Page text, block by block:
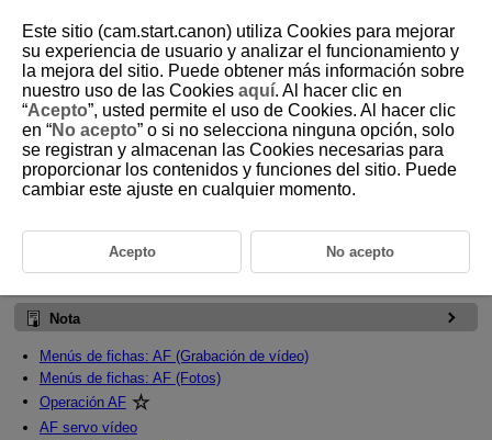
D292-094
AF/Avance
En este capítulo se describe la operación de enfoque automático y los
].
a la derecha de los títulos indica funciones que solo están
disponibles en los modos de la zona creativa (
Nota
Menús de fichas: AF (Grabación de vídeo)
Menús de fichas: AF (Fotos)
Operación AF
AF servo vídeo
Este sitio (cam.start.canon) utiliza Cookies para mejorar
su experiencia de usuario y analizar el funcionamiento y
la mejora del sitio. Puede obtener más información sobre
nuestro uso de las Cookies aquí. Al hacer clic en
“Acepto”, usted permite el uso de Cookies. Al hacer clic
en “No acepto” o si no selecciona ninguna opción, solo
se registran y almacenan las Cookies necesarias para
proporcionar los contenidos y funciones del sitio. Puede
cambiar este ajuste en cualquier momento.
Acepto No acepto